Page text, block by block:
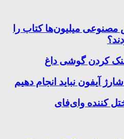
میلیون‌ها کتاب را
کردن گوشی داغ
آیفون نباید انجام دهیم
کننده وای‌فای